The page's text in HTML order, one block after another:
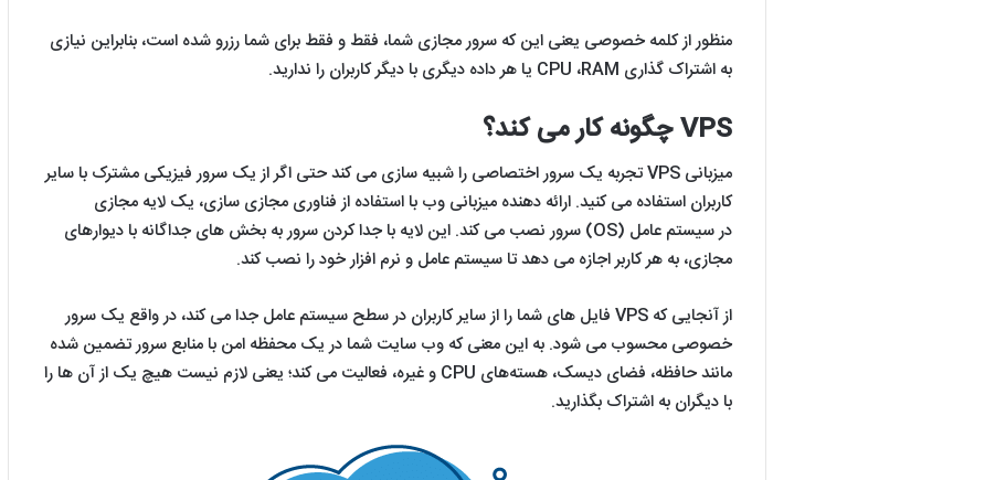
منظور از کلمه خصوصی یعنی این که سرور مجازی شما، فقط و فقط برای شما رزرو شده است، بنابراین نیازی
به اشتراک گذاری CPU ،RAM یا هر داده دیگری با دیگر کاربران را ندارید.
VPS چگونه کار می کند؟
میزبانی VPS تجربه یک سرور اختصاصی را شبیه سازی می کند حتی اگر از یک سرور فیزیکی مشترک با سایر
کاربران استفاده می کنید. ارائه دهنده میزبانی وب با استفاده از فناوری مجازی سازی، یک لایه مجازی
در سیستم عامل (OS) سرور نصب می کند. این لایه با جدا کردن سرور به بخش های جداگانه با دیوارهای
مجازی، به هر کاربر اجازه می دهد تا سیستم عامل و نرم افزار خود را نصب کند.
از آنجایی که VPS فایل های شما را از سایر کاربران در سطح سیستم عامل جدا می کند، در واقع یک سرور
خصوصی محسوب می شود. به این معنی که وب ‌سایت شما در یک محفظه امن با منابع سرور تضمین ‌شده
مانند حافظه، فضای دیسک، هسته‌های CPU و غیره، فعالیت می کند؛ یعنی لازم نیست هیچ یک از آن ‌ها را
با دیگران به اشتراک بگذارید.
نصب